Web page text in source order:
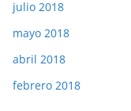
julio 2018
mayo 2018
abril 2018
febrero 2018